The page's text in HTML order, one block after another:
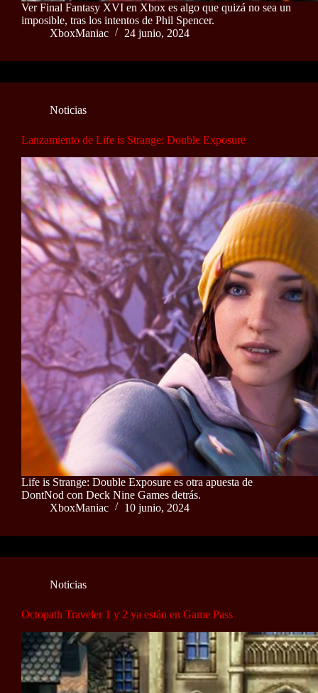
Ver Final Fantasy XVI en Xbox es algo que quizá no sea un
imposible, tras los intentos de Phil Spencer.
XboxManiac
24 junio, 2024
Noticias
Lanzamiento de Life is Strange: Double Exposure
Life is Strange: Double Exposure es otra apuesta de
DontNod con Deck Nine Games detrás.
XboxManiac
10 junio, 2024
Noticias
Octopath Traveler 1 y 2 ya están en Game Pass